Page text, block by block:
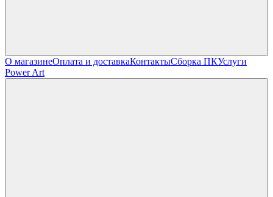
О магазинеОплата и доставкаКонтактыСборка ПКУслуги
Power Art